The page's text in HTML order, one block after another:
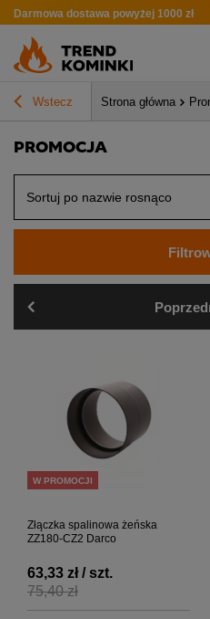
Darmowa dostawa powyżej 1000 zł
Wstecz Strona główna
PROMOCJA
Sortuj po nazwie rosnąco
W PROMOCJI
Złączka spalinowa żeńska
ZZ180-CZ2 Darco
75,40 zł
63,33 zł / szt.